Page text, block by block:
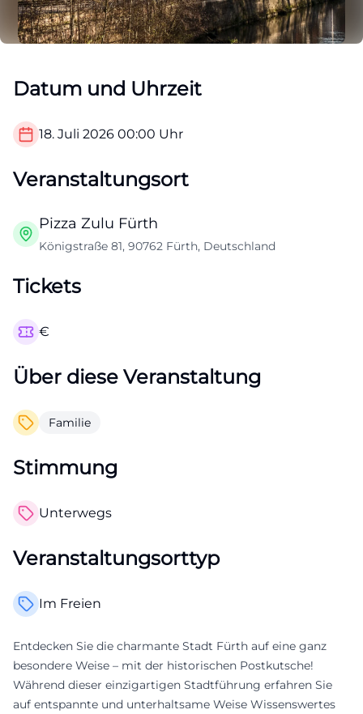
Datum und Uhrzeit
18. Juli 2026 00:00 Uhr
Veranstaltungsort
Pizza Zulu Fürth
Königstraße 81, 90762 Fürth, Deutschland
Tickets
€
Über diese Veranstaltung
Familie
Stimmung
Unterwegs
Veranstaltungsorttyp
Im Freien
Entdecken Sie die charmante Stadt Fürth auf eine ganz
besondere Weise – mit der historischen Postkutsche!
Während dieser einzigartigen Stadtführung erfahren Sie
auf entspannte und unterhaltsame Weise Wissenswertes